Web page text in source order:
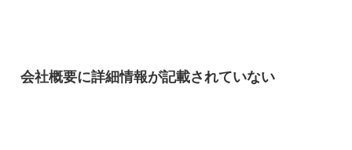
会社概要に詳細情報が記載されていない